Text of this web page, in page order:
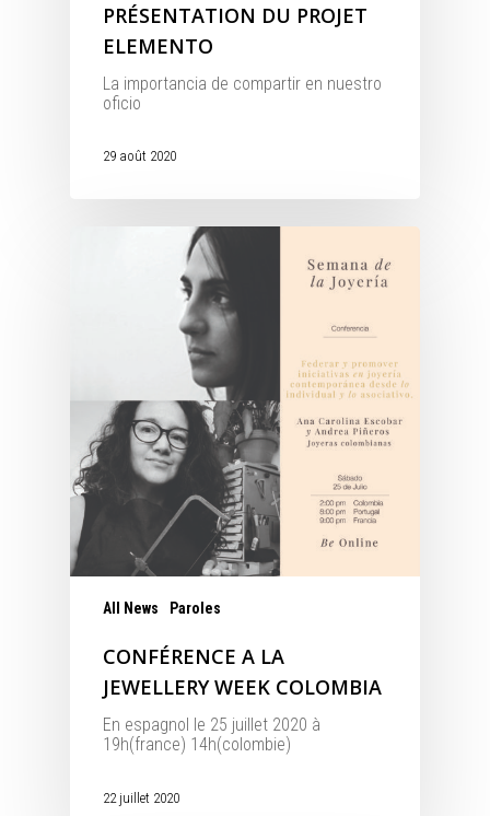
PRÉSENTATION DU PROJET
ELEMENTO
La importancia de compartir en nuestro
oficio
29 août 2020
All News Paroles
CONFÉRENCE A LA
JEWELLERY WEEK COLOMBIA
En espagnol le 25 juillet 2020 à
19h(france) 14h(colombie)
22 juillet 2020